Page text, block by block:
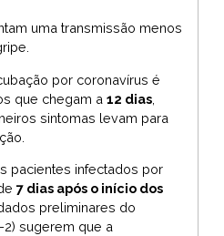
uma transmissão menos
por coronavírus é
que chegam a 12 dias
sintomas levam para
pacientes infectados por
7 dias após o início dos
preliminares do
2) sugerem que a